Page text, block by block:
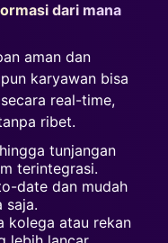
dari mana
aman dan
karyawan bisa
real-time,
ribet.
tunjangan
terintegrasi.
date dan mudah
saja.
kolega atau rekan